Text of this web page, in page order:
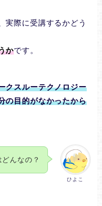
実際に受講するかどう
かです。
クスルーテクノロジー
の目的がなかったから
ひよこ
んなの？